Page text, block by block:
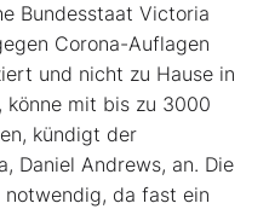
Bundesstaat Victoria
Corona-Auflagen
und nicht zu Hause in
könne mit bis zu 3000
kündigt der
Daniel Andrews, an. Die
da fast ein